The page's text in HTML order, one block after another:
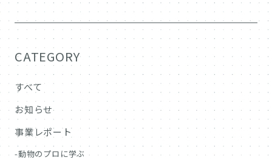
CATEGORY
すべて
お知らせ
事業レポート
動物のプロに学ぶ